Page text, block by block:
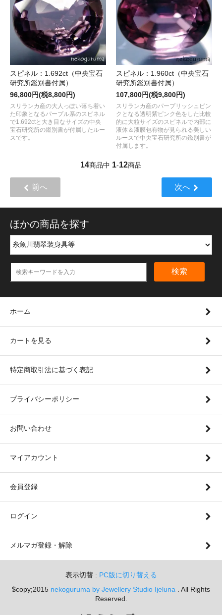
スピネル：1.692ct（中央宝石
研究所鑑別書付属）
96,800円(税8,800円)
スリランカ産の大人っぽい落ち着い
た印象となるパープル系のスピネル
で1.692ctと大き目なサイズの中央
宝石研究所の鑑別書が付属したルー
スです。
スピネル：1.960ct（中央宝石
研究所鑑別書付属）
107,800円(税9,800円)
スリランカ産のパープリッシュピン
クとなる透明紫ピンク色をした比較
的に大粒サイズのスピネルで内部に
液体＆液膜包有物が見られる美しい
ルースで中央宝石研究所の鑑別書が
付属します。
14商品中 1-12商品
前へ 次へ
ほかの商品を探す
検索
ホーム
カートを見る
特定商取引法に基づく表記
プライバシーポリシー
お問い合わせ
マイアカウント
会員登録
ログイン
メルマガ登録・解除
表示切替 : PC版に切り替える
$copy;2015 nekoguruma by Jewellery Studio Ijeluna . All Rights
Reserved.